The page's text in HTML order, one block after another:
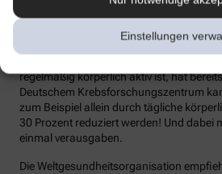
Einstellungen
Mit einer gesunden Lebensweise kann
deutlich senken. Wer das Rauchen
regelmäßig körperlich aktiv ist, hat
Deutschem Krebsforschungszentrum
zum Beispiel allein durch tägliche
30 Prozent reduziert werden! Und dabei
einmal verausgaben.
Die Weltgesundheitsorganisation